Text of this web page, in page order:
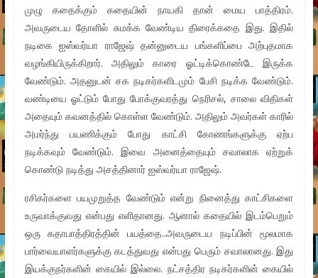
முழு கதைக்கும் கதையின் நாயகி தான் மைய பாத்திரம்.
அவருடைய தோளில் சுமக்க வேண்டிய திரைக்கதை இது. இதில்
நடிகை ஐஸ்வர்யா ராஜேஷ் தன்னுடைய பங்களிப்பை அற்புதமாக
வழங்கியிருக்கிறார். அதிலும் காரை ஓட்டிக்கொண்டே இருக்க
வேண்டும். அதனுடன் சக நடிகர்களிடமும் பேசி நடிக்க வேண்டும்.
வண்டியை ஓட்டும் போது போக்குவரத்து நெரிசல், சாலை விதிகள்
அதையும் கவனத்தில் கொள்ள வேண்டும். அதிலும் அவர்கள் காரில்
அமர்ந்து பயணிக்கும் போது காட்சி கோணங்களுக்கு ஏற்ப
நடிக்கவும் வேண்டும். இவை அனைத்தையும் சவாலாக ஏற்றுக்
கொண்டு நடித்து அசத்தினார் ஐஸ்வர்யா ராஜேஷ்.
ரசிகர்களை பயமுறுத்த வேண்டும் என்று நினைத்து காட்சிகளை
உருவாக்குவது என்பது எளிதானது. ஆனால் கதையில் இடம்பெறும்
ஒரு கதாபாத்திரத்தின் பயத்தை..அவருடைய நடிப்பின் மூலமாக
பார்வையாளர்களுக்கு கடத்துவது என்பது பெரும் சவாலானது. இது
இயக்குநர்களின் கையில் இல்லை. நட்சத்திர நடிகர்களின் கையில்